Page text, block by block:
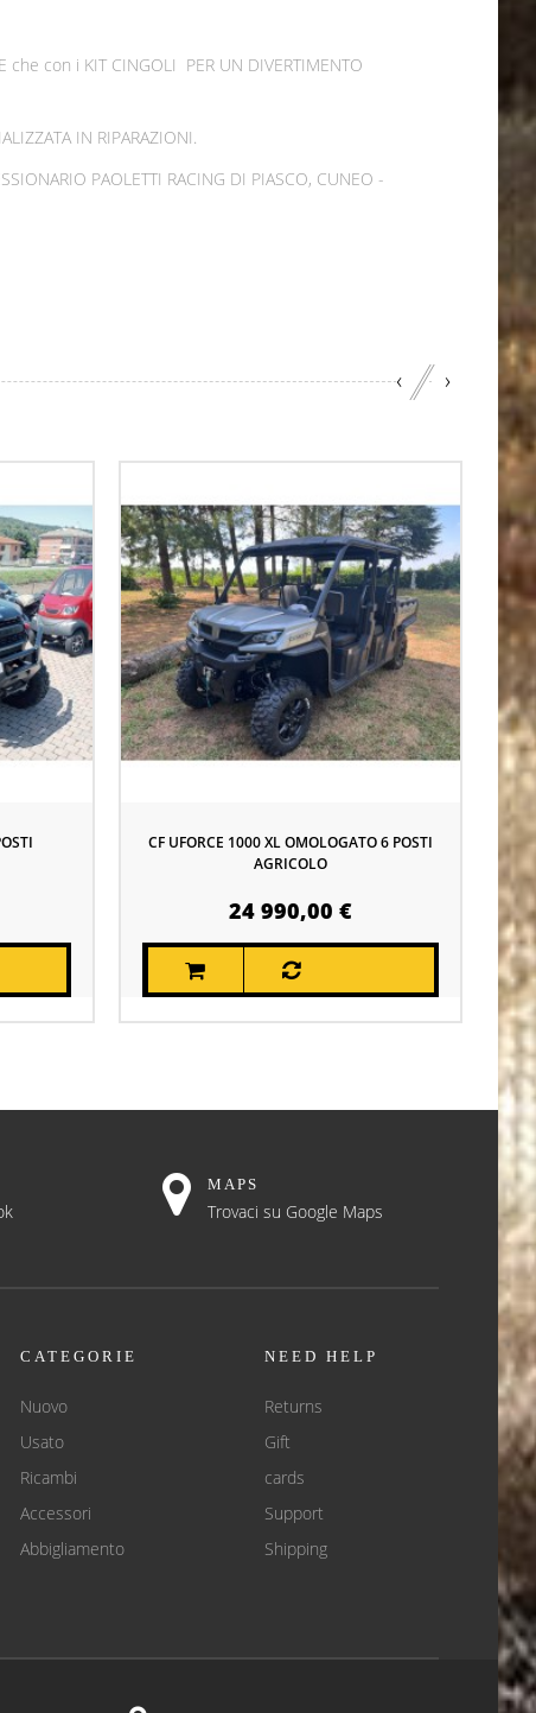
che con i KIT CINGOLI PER UN DIVERTIMENTO
IN RIPARAZIONI.
PAOLETTI RACING DI PIASCO, CUNEO -
‹ ›
CF UFORCE 1000 XL OMOLOGATO 6 POSTI
AGRICOLO
24 990,00 €
MAPS
Trovaci su Google Maps
CATEGORIE
Nuovo
Usato
Ricambi
Accessori
Abbigliamento
NEED HELP
Returns
Gift
cards
Support
Shipping